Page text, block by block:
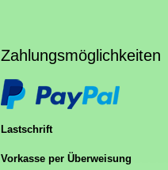
Zahlungsmöglichkeiten
Lastschrift
Vorkasse per Überweisung